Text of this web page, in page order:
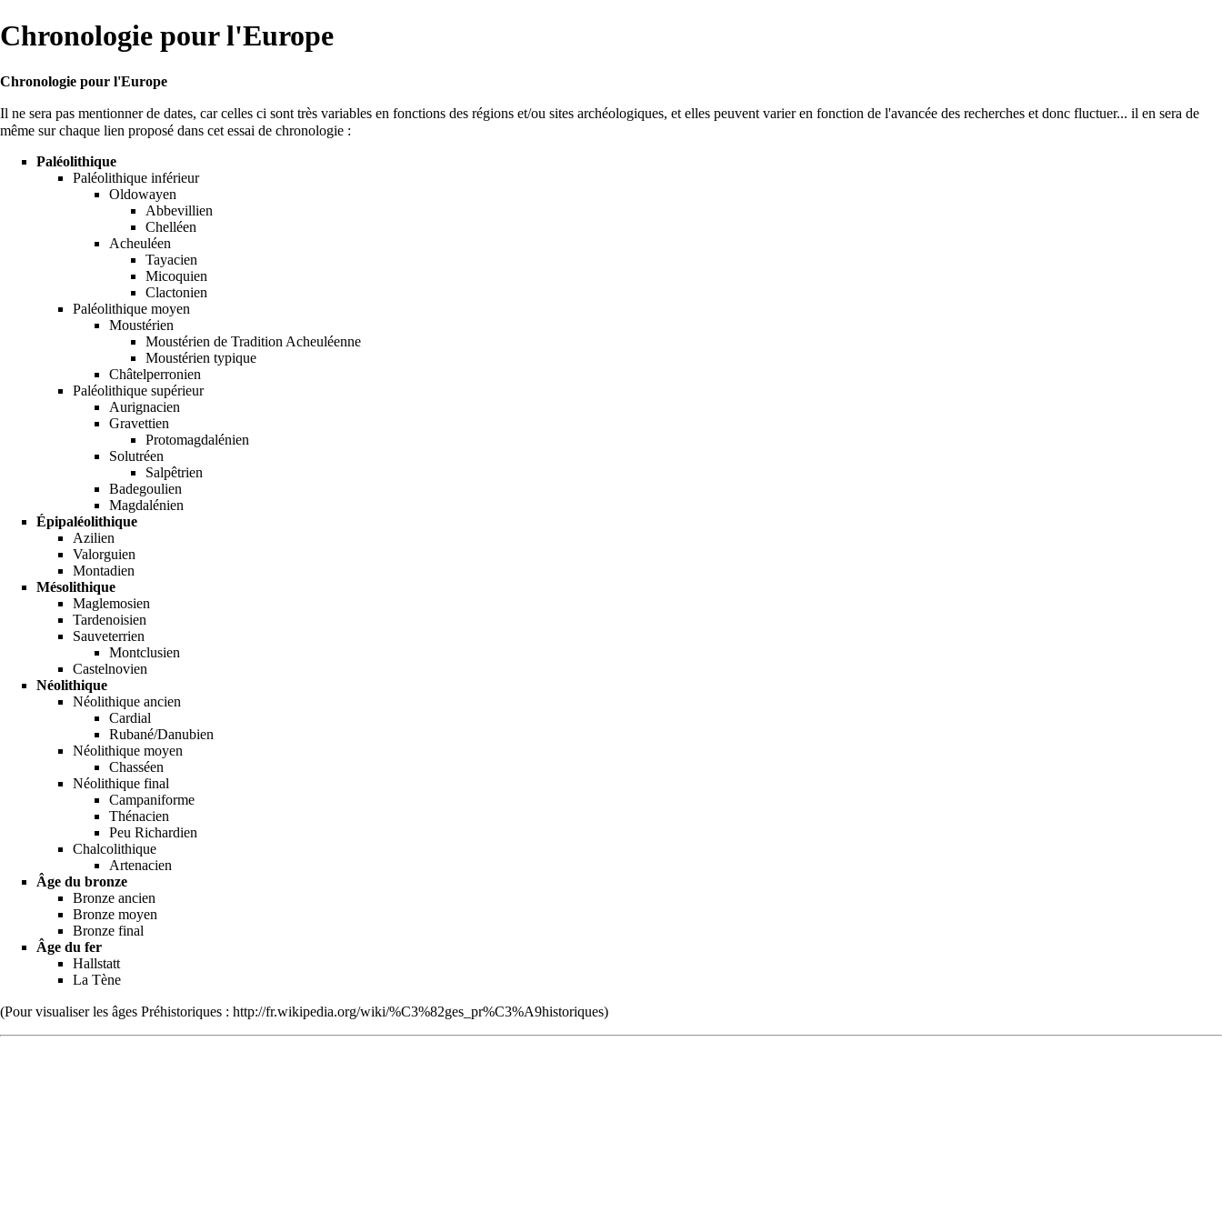
Chronologie pour l'Europe
Chronologie pour l'Europe
Il ne sera pas mentionner de dates, car celles ci sont très variables en fonctions des régions et/ou sites archéologiques, et elles peuvent varier en fonction de l'avancée des recherches et donc fluctuer... il en sera de
même sur chaque lien proposé dans cet essai de chronologie :
Paléolithique
Paléolithique inférieur
Oldowayen
Abbevillien
Chelléen
Acheuléen
Tayacien
Micoquien
Clactonien
Paléolithique moyen
Moustérien
Moustérien de Tradition Acheuléenne
Moustérien typique
Châtelperronien
Paléolithique supérieur
Aurignacien
Gravettien
Protomagdalénien
Solutréen
Salpêtrien
Badegoulien
Magdalénien
Épipaléolithique
Azilien
Valorguien
Montadien
Mésolithique
Maglemosien
Tardenoisien
Sauveterrien
Montclusien
Castelnovien
Néolithique
Néolithique ancien
Cardial
Rubané/Danubien
Néolithique moyen
Chasséen
Néolithique final
Campaniforme
Thénacien
Peu Richardien
Chalcolithique
Artenacien
Âge du bronze
Bronze ancien
Bronze moyen
Bronze final
Âge du fer
Hallstatt
La Tène
(Pour visualiser les âges Préhistoriques : http://fr.wikipedia.org/wiki/%C3%82ges_pr%C3%A9historiques)